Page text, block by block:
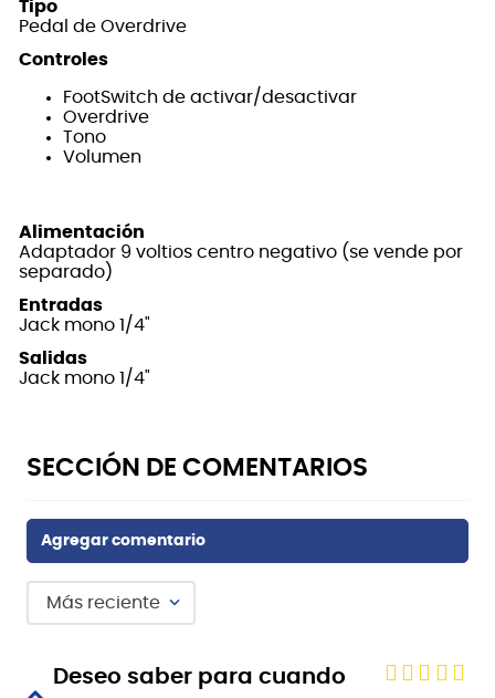
Tipo
Pedal de Overdrive
Controles
FootSwitch de activar/desactivar
Overdrive
Tono
Volumen
Alimentación
Adaptador 9 voltios centro negativo (se vende por
separado)
Entradas
Jack mono 1/4"
Salidas
Jack mono 1/4"
Más reciente
Deseo saber para cuando